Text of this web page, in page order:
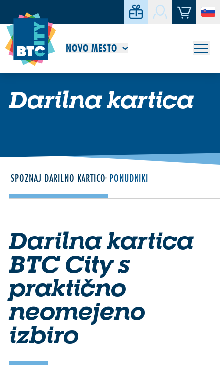
NOVO MESTO
Darilna kartica
SPOZNAJ DARILNO KARTICO PONUDNIKI
Darilna kartica
BTC City s
praktično
neomejeno
izbiro